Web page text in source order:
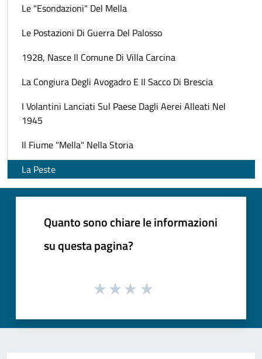
Le "Esondazioni" Del Mella
Le Postazioni Di Guerra Del Palosso
1928, Nasce Il Comune Di Villa Carcina
La Congiura Degli Avogadro E Il Sacco Di Brescia
I Volantini Lanciati Sul Paese Dagli Aerei Alleati Nel
1945
Il Fiume "Mella" Nella Storia
La Peste
Quanto sono chiare le informazioni
su questa pagina?